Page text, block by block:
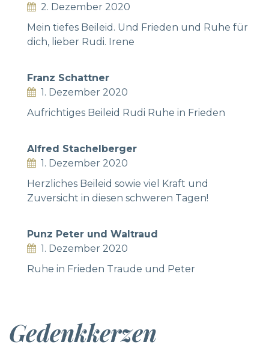
2. Dezember 2020
Mein tiefes Beileid. Und Frieden und Ruhe für
dich, lieber Rudi. Irene
Franz Schattner
1. Dezember 2020
Aufrichtiges Beileid Rudi Ruhe in Frieden
Alfred Stachelberger
1. Dezember 2020
Herzliches Beileid sowie viel Kraft und
Zuversicht in diesen schweren Tagen!
Punz Peter und Waltraud
1. Dezember 2020
Ruhe in Frieden Traude und Peter
Gedenkkerzen